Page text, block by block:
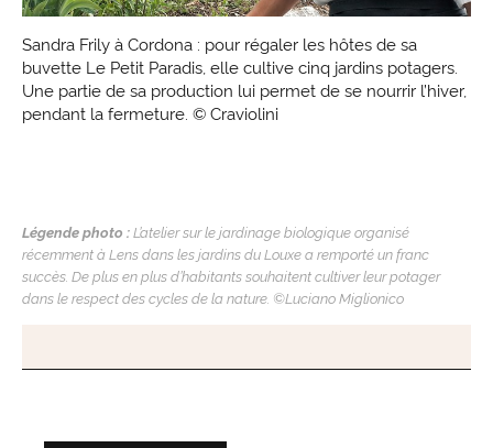
Sandra Frily à Cordona : pour régaler les hôtes de sa
buvette Le Petit Paradis, elle cultive cinq jardins potagers.
Une partie de sa production lui permet de se nourrir l’hiver,
pendant la fermeture. © Craviolini
Légende photo :L’atelier sur le jardinage biologique organisé
récemment à Lens dans les jardins du Louxe a remporté un franc
succès. De plus en plus d’habitants souhaitent cultiver leur potager
dans le respect des cycles de la nature. ©Luciano Miglionico